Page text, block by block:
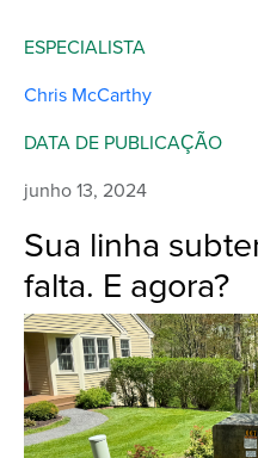
Sua linha
falta. E agora?
ESPECIALISTA
Chris McCarthy
DATA DE PUBLICAÇÃO
junho 13, 2024